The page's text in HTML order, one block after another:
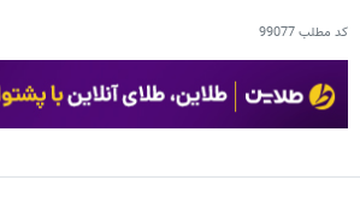
کد مطلب99077